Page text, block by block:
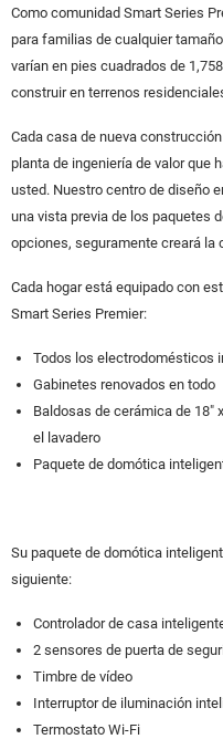
Como comunidad Smart Series
para familias de cualquier
varían en pies cuadrados de
construir en terrenos
Cada casa de nueva
planta de ingeniería de valor que
usted. Nuestro centro de diseño
una vista previa de los paquetes
opciones, seguramente creará la
Cada hogar está equipado con
Smart Series Premier:
Todos los electrodomésticos
Gabinetes renovados en todo
Baldosas de cerámica de 18″
el lavadero
Paquete de domótica
Su paquete de domótica
siguiente:
Controlador de casa
2 sensores de puerta de
Timbre de vídeo
Interruptor de iluminación
Termostato Wi-Fi